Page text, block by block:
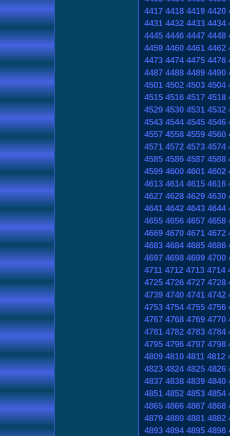
4417 4418 4419 4420
4431 4432 4433 4434
4445 4446 4447 4448
4459 4460 4461 4462
4473 4474 4475 4476
4487 4488 4489 4490
4501 4502 4503 4504
4515 4516 4517 4518
4529 4530 4531 4532
4543 4544 4545 4546
4557 4558 4559 4560
4571 4572 4573 4574
4585 4586 4587 4588
4599 4600 4601 4602
4613 4614 4615 4616
4627 4628 4629 4630
4641 4642 4643 4644
4655 4656 4657 4658
4669 4670 4671 4672
4683 4684 4685 4686
4697 4698 4699 4700
4711 4712 4713 4714
4725 4726 4727 4728
4739 4740 4741 4742
4753 4754 4755 4756
4767 4768 4769 4770
4781 4782 4783 4784
4795 4796 4797 4798
4809 4810 4811 4812
4823 4824 4825 4826
4837 4838 4839 4840
4851 4852 4853 4854
4865 4866 4867 4868
4879 4880 4881 4882
4893 4894 4895 4896